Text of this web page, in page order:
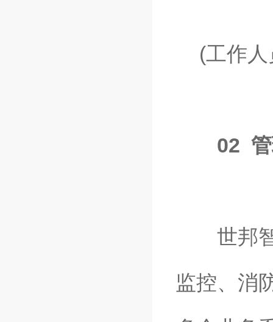
(工作
02
世邦智
监控、消